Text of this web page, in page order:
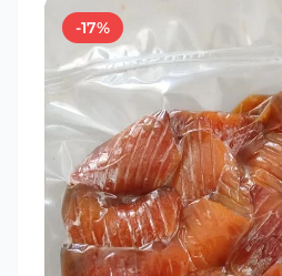
-17%